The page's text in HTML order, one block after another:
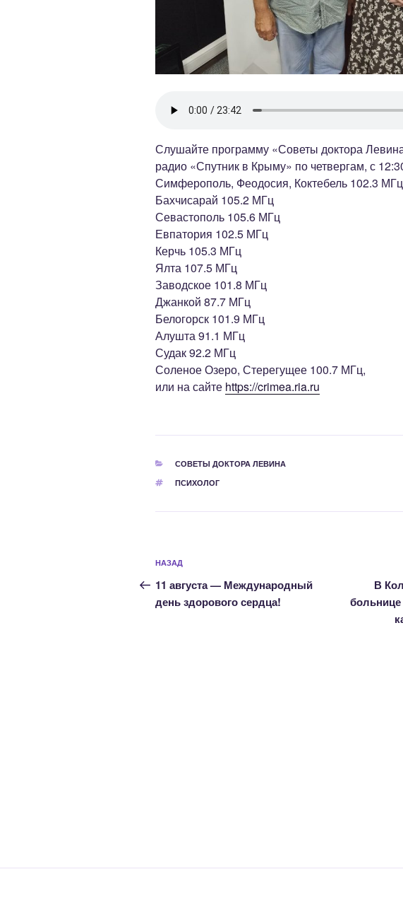
Слушайте программу «Советы доктора
радио «Спутник в Крыму» по четвергам, с
Симферополь, Феодосия, Коктебель 102.3 МГц
Бахчисарай 105.2 МГц
Севастополь 105.6 МГц
Евпатория 102.5 МГц
Керчь 105.3 МГц
Ялта 107.5 МГц
Заводское 101.8 МГц
Джанкой 87.7 МГц
Белогорск 101.9 МГц
Алушта 91.1 МГц
Судак 92.2 МГц
Соленое Озеро, Стерегущее 100.7 МГц,
или на сайте https://crimea.ria.ru
РУБРИКИ
СОВЕТЫ ДОКТОРА ЛЕВИНА
МЕТКИ
ПСИХОЛОГ
Навигация
по
записям
Предыдущая
запись:
НАЗАД
11 августа — Международный
день здорового сердца!
В
больнице